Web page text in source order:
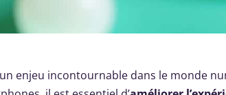
enjeu incontournable dans le monde